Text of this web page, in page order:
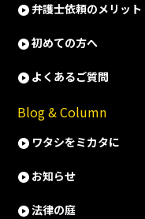
弁護士依頼のメリット
初めての方へ
よくあるご質問
Blog & Column
ワタシをミカタに
お知らせ
法律の庭